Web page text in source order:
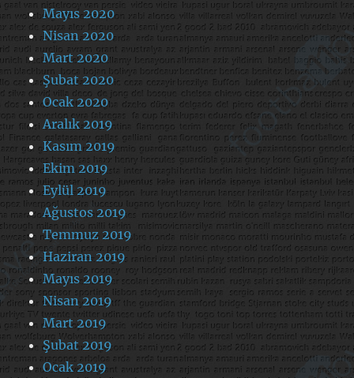
Mayıs 2020
Nisan 2020
Mart 2020
Şubat 2020
Ocak 2020
Aralık 2019
Kasım 2019
Ekim 2019
Eylül 2019
Ağustos 2019
Temmuz 2019
Haziran 2019
Mayıs 2019
Nisan 2019
Mart 2019
Şubat 2019
Ocak 2019